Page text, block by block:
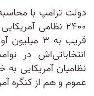
قریب به ۳
نظامیان آمریکایی به
عموم و هم از کنگره